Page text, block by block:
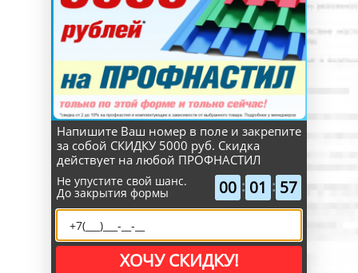
Напишите Ваш номер в поле и закрепите
за собой СКИДКУ 5000 руб. Скидка
действует на любой ПРОФНАСТИЛ
Не упустите свой шанс.
До закрытия формы
осталось
00 : 01 : 56
ХОЧУ СКИДКУ!